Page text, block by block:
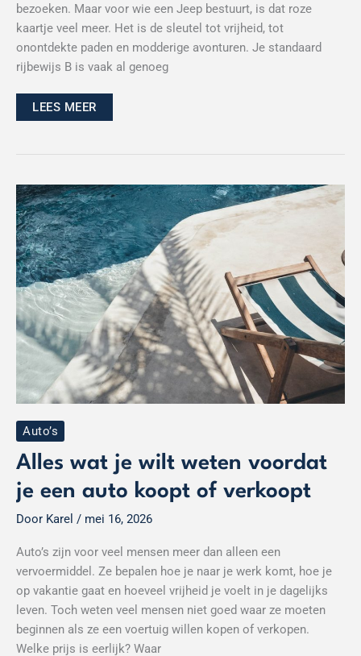
bezoeken. Maar voor wie een Jeep bestuurt, is dat roze
kaartje veel meer. Het is de sleutel tot vrijheid, tot
onontdekte paden en modderige avonturen. Je standaard
rijbewijs B is vaak al genoeg
LEES MEER
Auto’s
Alles wat je wilt weten voordat
je een auto koopt of verkoopt
Door Karel / mei 16, 2026
Auto’s zijn voor veel mensen meer dan alleen een
vervoermiddel. Ze bepalen hoe je naar je werk komt, hoe je
op vakantie gaat en hoeveel vrijheid je voelt in je dagelijks
leven. Toch weten veel mensen niet goed waar ze moeten
beginnen als ze een voertuig willen kopen of verkopen.
Welke prijs is eerlijk? Waar
Alles
wat
je
wilt
weten
voordat
je
een
auto
koopt
of
verkoopt